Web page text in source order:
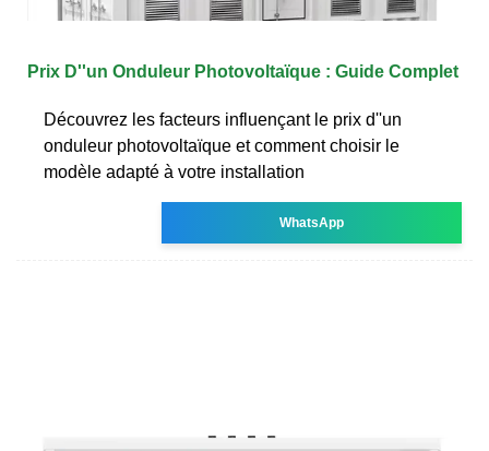
Prix D''un Onduleur Photovoltaïque : Guide Complet
Découvrez les facteurs influençant le prix d''un
onduleur photovoltaïque et comment choisir le
modèle adapté à votre installation
WhatsApp